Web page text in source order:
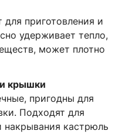
для приготовления и
удерживает тепло,
может плотно
крышки
пригодны для
Подходят для
накрывания кастрюль